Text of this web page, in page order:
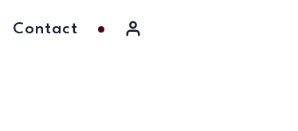
Contact